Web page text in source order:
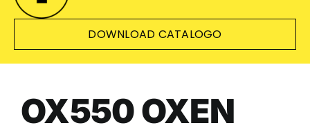
DOWNLOAD CATALOGO
OX550 OXEN